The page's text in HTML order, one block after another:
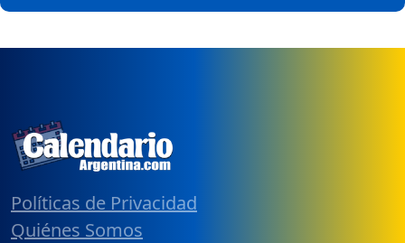
Políticas de Privacidad
Quiénes Somos